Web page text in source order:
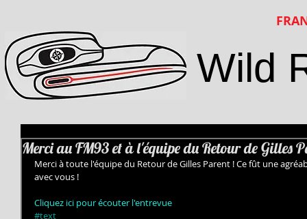
Wild
Merci au FM93 et à l'équipe du Retour de Gilles
Merci à toute l'équipe du Retour de Gilles Parent ! Ce fût une
avec vous !
Cliquez ici pour écouter l'entrevue
#text